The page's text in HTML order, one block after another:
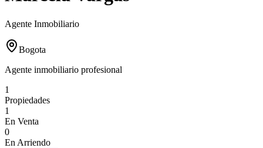
Agente Inmobiliario
Bogota
Agente inmobiliario profesional
1
Propiedades
1
En Venta
0
En Arriendo